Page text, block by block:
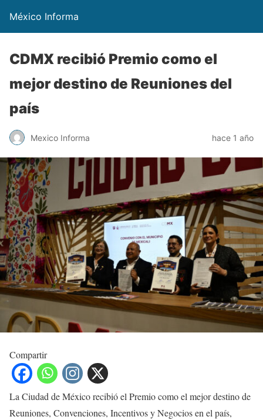
México Informa
CDMX recibió Premio como el
mejor destino de Reuniones del
país
Mexico Informa hace 1 año
Compartir
La Ciudad de México recibió el Premio como el mejor destino de
Reuniones, Convenciones, Incentivos y Negocios en el país,